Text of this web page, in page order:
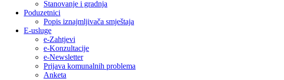
Stanovanje i gradnja
Poduzetnici
Popis iznajmljivača smještaja
E-usluge
e-Zahtjevi
e-Konzultacije
e-Newsletter
Prijava komunalnih problema
Anketa